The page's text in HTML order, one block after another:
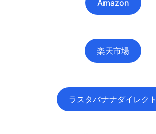
Amazon
楽天市場
ラスタバナナダイレクト